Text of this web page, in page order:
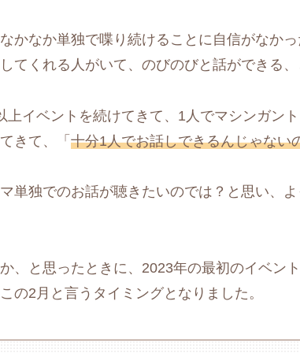
かなか単独で喋り続けることに自信がなか
てくれる人がいて、のびのびと話ができる、
上イベントを続けてきて、1人でマシンガン
きて、「 十分1人でお話しできるんじゃない
単独でのお話が聴きたいのでは？と思い、
、と思ったときに、2023年の最初のイベン
の2月と言うタイミングとなりました。